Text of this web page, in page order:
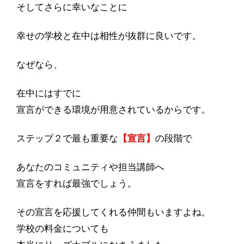
そしてさらに幸いなことに
幸せの学校と在中は相性が抜群に良いです。
なぜなら、
在中にはすでに
宣言ができる環境が用意されているからです。
ステップ２で最も重要な 【宣言】 の段階で
あなたのコミュニティや担当講師へ
宣言をすれば最強でしょう。
その宣言を応援してくれる仲間もいますよね。
学校の料金についても